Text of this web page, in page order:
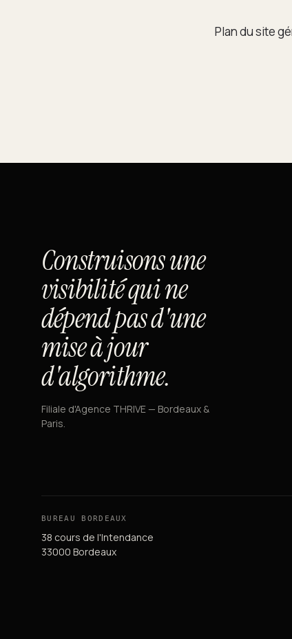
Plan du site
Construisons une
visibilité qui ne
dépend pas d'une
mise à jour
d'algorithme.
Filiale d'Agence THRIVE — Bordeaux &
Paris.
BUREAU BORDEAUX
38 cours de l'Intendance
33000 Bordeaux